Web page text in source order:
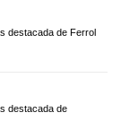
destacada de Ferrol
destacada de